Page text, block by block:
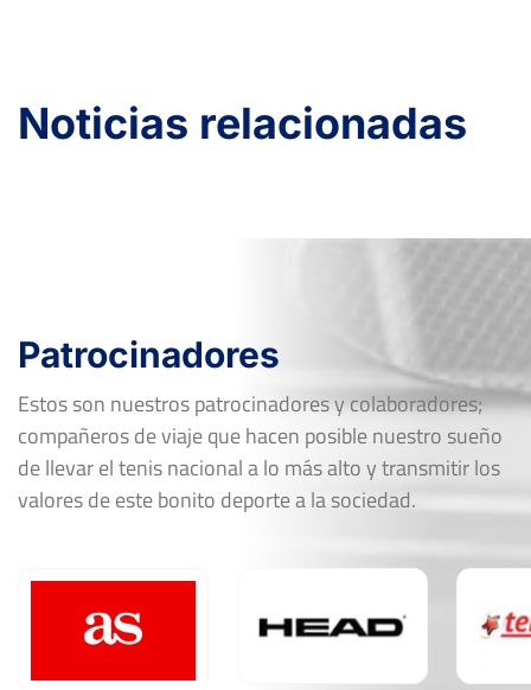
Noticias relacionadas
Patrocinadores
Estos son nuestros patrocinadores y colaboradores;
compañeros de viaje que hacen posible nuestro sueño
de llevar el tenis nacional a lo más alto y transmitir los
valores de este bonito deporte a la sociedad.